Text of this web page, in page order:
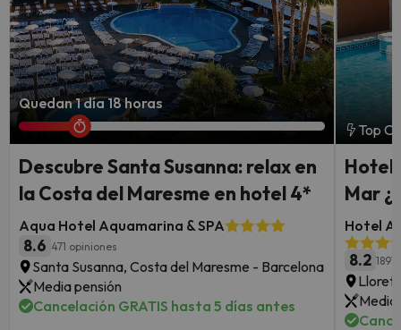
Quedan 1 día 18 horas
Descubre Santa Susanna: relax en
la Costa del Maresme en hotel 4*
Aqua Hotel Aquamarina & SPA
8.6 471 opiniones
Santa Susanna, Costa del Maresme - Barcelona
Media pensión
Cancelación GRATIS hasta 5 días antes
Top
Hotel
Mar
Hotel
8.2
Lloret
Media